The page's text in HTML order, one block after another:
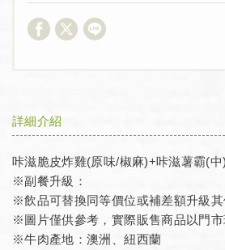
詳細介紹
咔滋脆皮炸雞(原味/椒麻)+咔滋薯霸(
※副餐升級：
※飲品可替換同等價位或補差額升級其
※圖片僅供參考，實際販售商品以門
※牛肉產地：澳洲、紐西蘭